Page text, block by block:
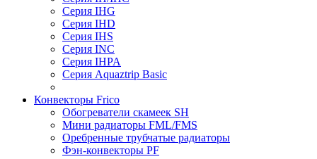
Серия IHG
Серия IHD
Серия IHS
Серия INC
Серия IHPA
Серия Aquaztrip Basic
Конвекторы Frico
Обогреватели скамеек SH
Мини радиаторы FML/FMS
Оребренные трубчатые радиаторы
Фэн-конвекторы PF